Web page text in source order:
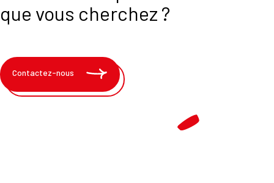
que vous cherchez ?
Contactez-nous